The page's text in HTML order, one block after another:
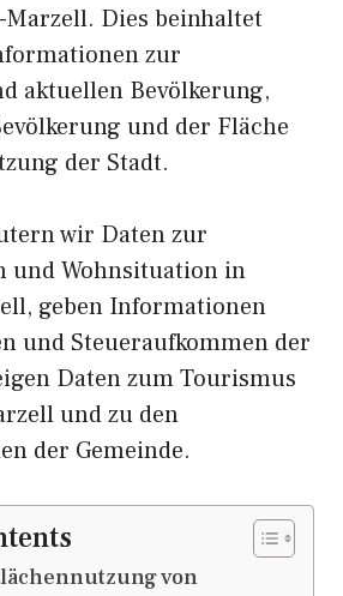
Dies beinhaltet
zur
aktuellen Bevölkerung,
und der Fläche
der Stadt.
wir Daten zur
und Wohnsituation in
geben Informationen
und Steueraufkommen der
Daten zum Tourismus
und zu den
der Gemeinde.
von